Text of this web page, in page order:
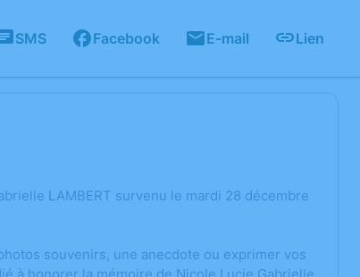
SMS Facebook E-mail Lien
LAMBERT survenu le mardi 28 décembre
souvenirs, une anecdote ou exprimer vos